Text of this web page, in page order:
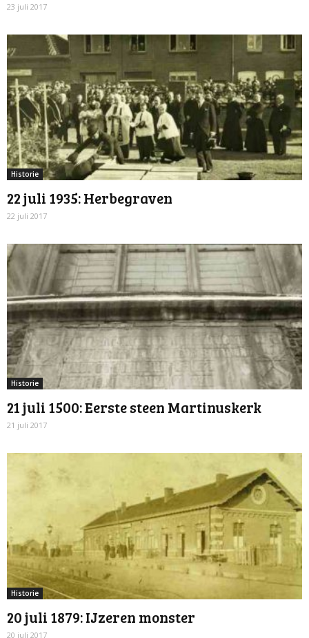
23 juli 2017
Historie
22 juli 1935: Herbegraven
22 juli 2017
Historie
21 juli 1500: Eerste steen Martinuskerk
21 juli 2017
Historie
20 juli 1879: IJzeren monster
20 juli 2017